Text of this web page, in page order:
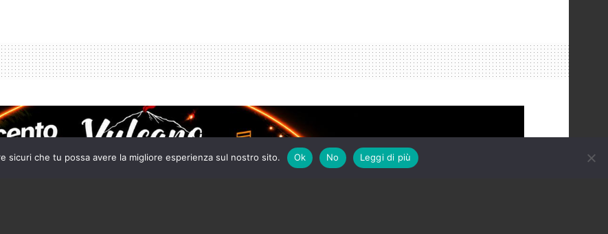
sicuri che tu possa avere la migliore esperienza sul nostro sito. Ok No Leggi di più